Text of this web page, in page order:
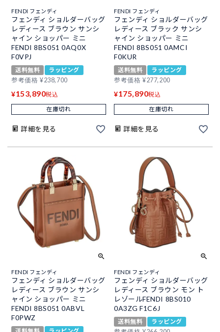
FENDI フェンディ
フェンディ ショルダーバッグ
レディース ブラウン サンシ
ャイン ショッパー ミニ
FENDI 8BS051 0AQ0X
F0VPJ
送料無料
ラッピング
参考価格 ¥238,700
¥153,890税込
在庫切れ
詳細を見る
FENDI フェンディ
フェンディ ショルダーバッグ
レディース ブラック サンシ
ャイン ショッパー ミニ
FENDI 8BS051 0AMCI
F0KUR
送料無料
ラッピング
参考価格 ¥277,200
¥175,890税込
在庫切れ
詳細を見る
FENDI フェンディ
フェンディ ショルダーバッグ
レディース ブラウン サンシ
ャイン ショッパー ミニ
FENDI 8BS051 0ABVL
F0PWZ
FENDI フェンディ
フェンディ ショルダーバッグ
レディース ブラウン モン ト
レゾールFENDI 8BS010
0A3ZG F1C6J
送料無料
ラッピング